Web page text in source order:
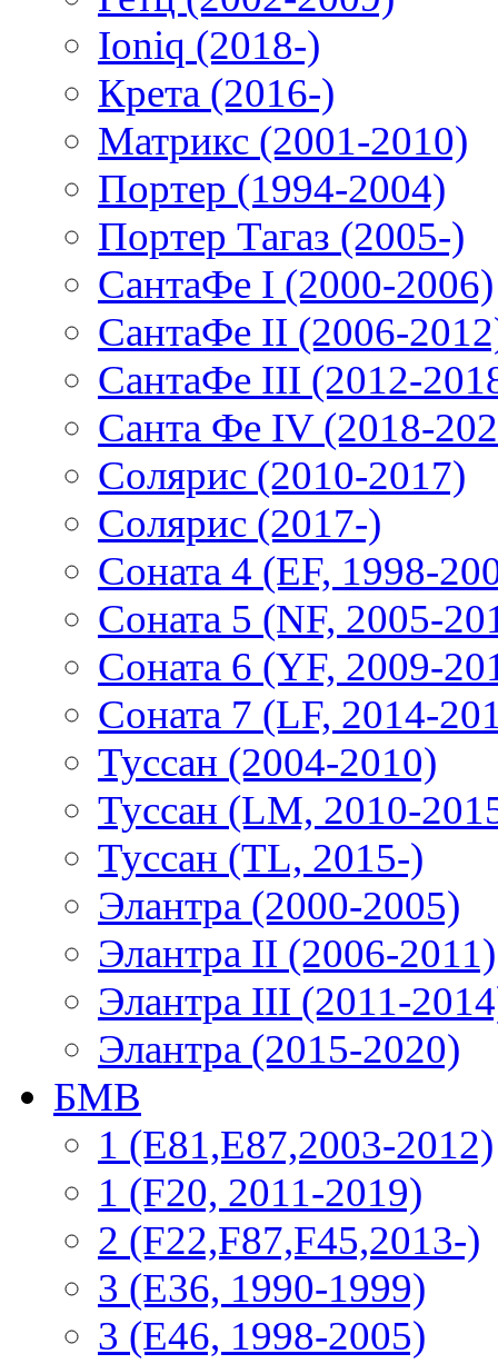
Ioniq (2018-)
Крета (2016-)
Матрикс (2001-2010)
Портер (1994-2004)
Портер Тагаз (2005-)
СантаФе I (2000-2006)
СантаФе II (2006-
СантаФе III (2012-
Санта Фе IV (2018-
Солярис (2010-2017)
Солярис (2017-)
Соната 4 (EF, 1998-
Соната 5 (NF, 2005-
Соната 6 (YF, 2009-
Соната 7 (LF, 2014-
Туссан (2004-2010)
Туссан (LM, 2010-
Туссан (TL, 2015-)
Элантра (2000-2005)
Элантра II (2006-2011)
Элантра III (2011-
Элантра (2015-2020)
БМВ
1 (E81,E87,2003-2012)
1 (F20, 2011-2019)
2 (F22,F87,F45,2013-)
3 (Е36, 1990-1999)
3 (E46, 1998-2005)